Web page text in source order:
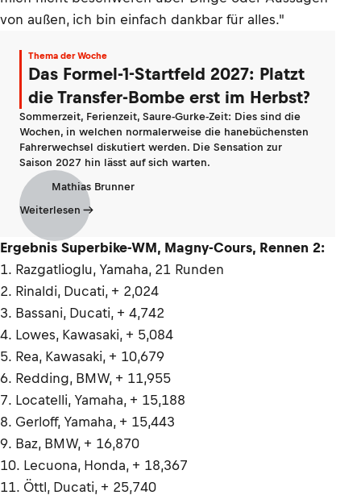
von außen, ich bin einfach dankbar für alles."
Thema der Woche
Das Formel-1-Startfeld 2027: Platzt
die Transfer-Bombe erst im Herbst?
Sommerzeit, Ferienzeit, Saure-Gurke-Zeit: Dies sind die
Wochen, in welchen normalerweise die hanebüchensten
Fahrerwechsel diskutiert werden. Die Sensation zur
Saison 2027 hin lässt auf sich warten.
Mathias Brunner
Weiterlesen
Ergebnis Superbike-WM, Magny-Cours, Rennen 2:
1. Razgatlioglu, Yamaha, 21 Runden
2. Rinaldi, Ducati, + 2,024
3. Bassani, Ducati, + 4,742
4. Lowes, Kawasaki, + 5,084
5. Rea, Kawasaki, + 10,679
6. Redding, BMW, + 11,955
7. Locatelli, Yamaha, + 15,188
8. Gerloff, Yamaha, + 15,443
9. Baz, BMW, + 16,870
10. Lecuona, Honda, + 18,367
11. Öttl, Ducati, + 25,740